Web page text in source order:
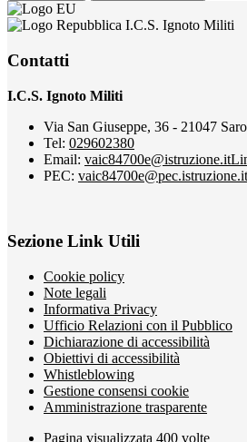
I.C.S. Ignoto Militi
Contatti
I.C.S. Ignoto Militi
Via San Giuseppe, 36 - 21047
Tel: 029602380
Email: vaic84700e@istruzione.it
PEC: vaic84700e@pec.istruzione.it
Sezione Link Utili
Cookie policy
Note legali
Informativa Privacy
Ufficio Relazioni con il Pubblico
Dichiarazione di accessibilità
Obiettivi di accessibilità
Whistleblowing
Gestione consensi cookie
Amministrazione trasparente
Pagina visualizzata 400 volte